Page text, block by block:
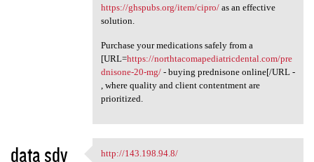
https://ghspubs.org/item/cipro/as an effective
solution.
Purchase your medications safely from a
[URL=https://northtacomapediatricdental.com/pre
dnisone-20-mg/- buying prednisone online[/URL -
, where quality and client contentment are
prioritized.
data sdy
http://143.198.94.8/